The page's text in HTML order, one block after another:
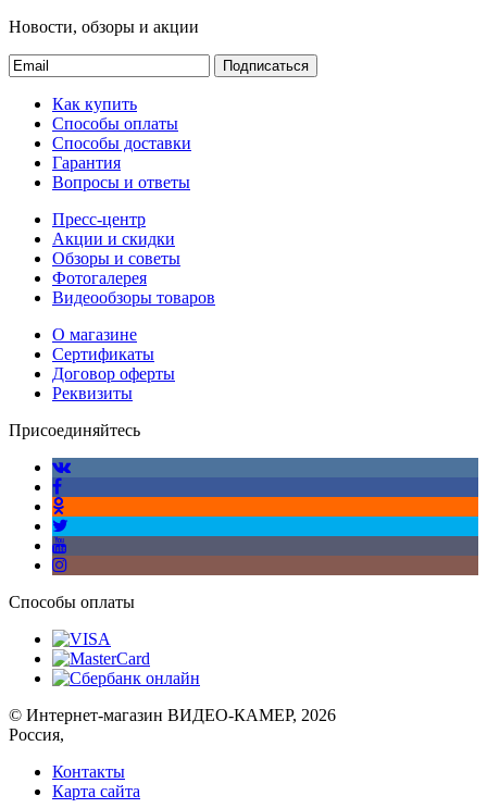
Новости, обзоры и акции
Подписаться
Как купить
Способы оплаты
Способы доставки
Гарантия
Вопросы и ответы
Пресс-центр
Акции и скидки
Обзоры и советы
Фотогалерея
Видеообзоры товаров
О магазине
Сертификаты
Договор оферты
Реквизиты
Присоединяйтесь
Способы оплаты
© Интернет-магазин ВИДЕО-КАМЕР, 2026
Россия,
Контакты
Карта сайта